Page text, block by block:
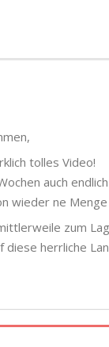
tolles Video!
auch
wieder ne
zum
diese herrliche